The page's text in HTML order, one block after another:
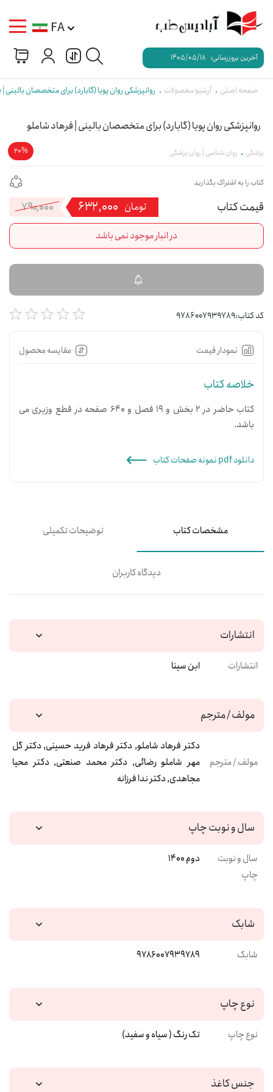
آخرین بروزرسانی: 1405/05/18
FA
صفحه اصلی آرشیو محصولات روانپزشکی روان پویا (گابارد) برای متخصصان بالینی
روانپزشکی روان پویا (گابارد) برای متخصصان بالینی | فرهاد شاملو
20% پزشکی روان شناسی | روان پزشکی
کتاب را به اشتراک بگذارید
۷۹۰,۰۰۰ ۶۳۲,۰۰۰ تومان
در انبار موجود نمی باشد
کد کتاب:9786007939789
نمودار قیمت مقایسه محصول
خلاصه کتاب
کتاب حاضر در 2 بخش و 19 فصل و 640 صفحه در قطع وزیری می
باشد.
دانلود pdf نمونه صفحات کتاب
مشخصات کتاب توضیحات تکمیلی
دیدگاه کاربران
انتشارات
انتشارات ابن سینا
مولف / مترجم
مولف / مترجم
دکتر فرهاد شاملو, دکتر فرهاد فرید حسینی, دکتر گل
مهر شاملو رضائی, دکتر محمد صنعتی, دکتر محیا
مجاهدی, دکتر ندا فرزانه
سال و نوبت چاپ
سال و نوبت
چاپ
دوم 1400
شابک
شابک 9786007939789
نوع چاپ
نوع چاپ تک رنگ ( سیاه و سفید)
جنس کاغذ